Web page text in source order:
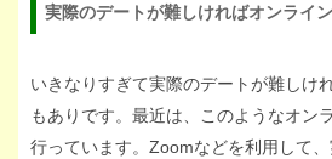
実際のデートが難しければオンライ
いきなりすぎて実際のデートが難しけれ
もありです。最近は、このようなオン
行っています。Zoomなどを利用して